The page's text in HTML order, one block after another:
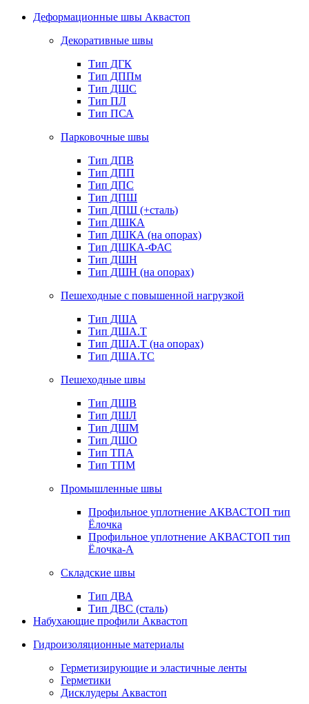
Деформационные швы Аквастоп
Декоративные швы
Тип ДГК
Тип ДППм
Тип ДШС
Тип ПЛ
Тип ПСА
Парковочные швы
Тип ДПВ
Тип ДПП
Тип ДПС
Тип ДПШ
Тип ДПШ (+сталь)
Тип ДШКА
Тип ДШКА (на опорах)
Тип ДШКА-ФАС
Тип ДШН
Тип ДШН (на опорах)
Пешеходные с повышенной нагрузкой
Тип ДША
Тип ДША.Т
Тип ДША.Т (на опорах)
Тип ДША.ТС
Пешеходные швы
Тип ДШВ
Тип ДШЛ
Тип ДШМ
Тип ДШО
Тип ТПА
Тип ТПМ
Промышленные швы
Профильное уплотнение АКВАСТОП тип
Ёлочка
Профильное уплотнение АКВАСТОП тип
Ёлочка-А
Складские швы
Тип ДВА
Тип ДВС (сталь)
Набухающие профили Аквастоп
Гидроизоляционные материалы
Герметизирующие и эластичные ленты
Герметики
Дисклудеры Аквастоп